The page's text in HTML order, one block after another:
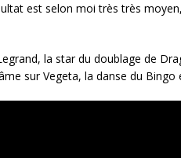
est selon moi très très
la star du doublage de
sur Vegeta, la danse du Bingo